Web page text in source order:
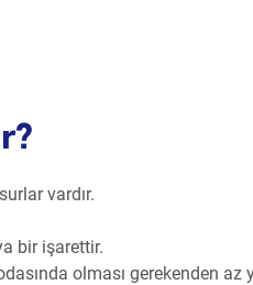
vardır.
bir işarettir.
olması gerekenden az